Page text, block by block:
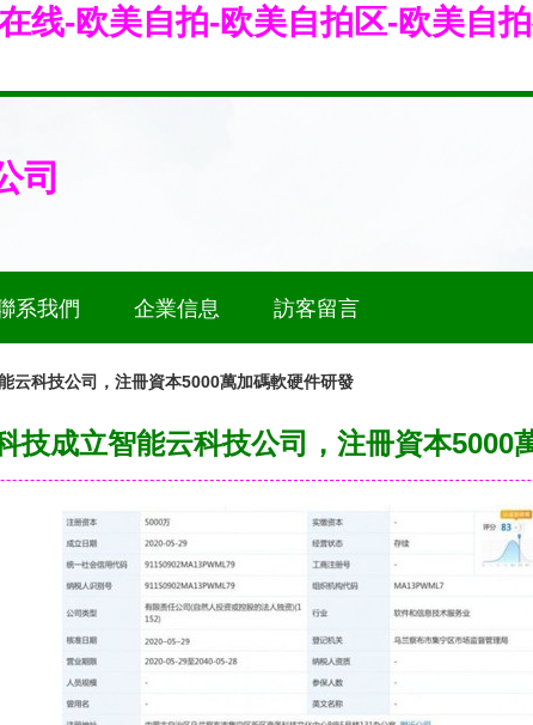
线-欧美自拍-欧美自拍区-欧美自
司
系我們 企業信息 訪客留言
云科技公司，注冊資本5000萬加碼軟硬件研發
技成立智能云科技公司，注冊資本5000